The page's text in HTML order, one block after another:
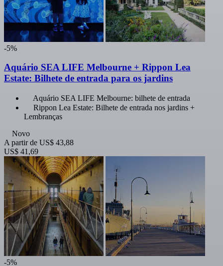
-5%
Aquário SEA LIFE Melbourne + Rippon Lea
Estate: Bilhete de entrada para os jardins
Aquário SEA LIFE Melbourne: bilhete de entrada
Rippon Lea Estate: Bilhete de entrada nos jardins +
Lembranças
Novo
A partir de US$ 43,88
US$ 41,69
-5%